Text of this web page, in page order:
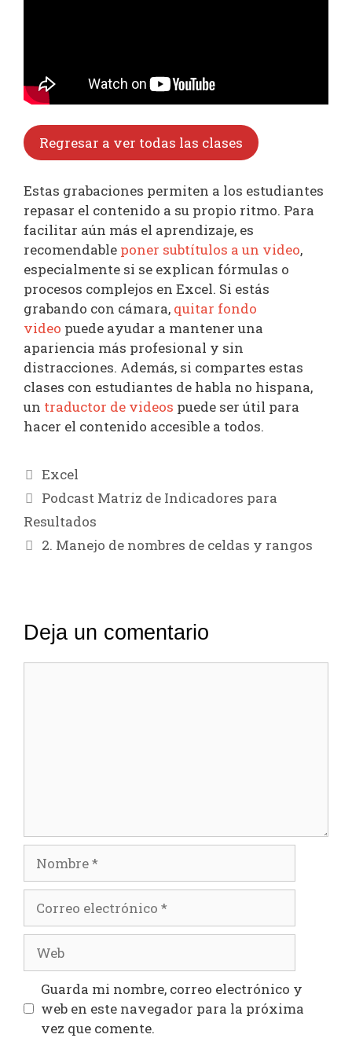
Regresar a ver todas las clases
Estas grabaciones permiten a los estudiantes
repasar el contenido a su propio ritmo. Para
facilitar aún más el aprendizaje, es
recomendable poner subtítulos a un video,
especialmente si se explican fórmulas o
procesos complejos en Excel. Si estás
grabando con cámara, quitar fondo
video puede ayudar a mantener una
apariencia más profesional y sin
distracciones. Además, si compartes estas
clases con estudiantes de habla no hispana,
un traductor de videos puede ser útil para
hacer el contenido accesible a todos.
Categorías
Excel
Navegación
de
Podcast Matriz de Indicadores para
Resultados
2. Manejo de nombres de celdas y rangos
Deja un comentario
electrónico
Guarda mi nombre, correo electrónico y
web en este navegador para la próxima
vez que comente.